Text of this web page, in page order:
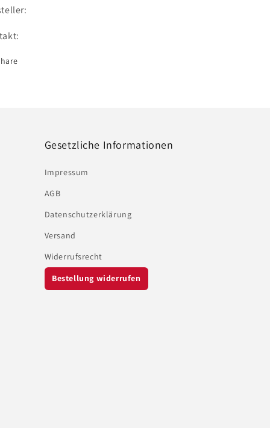
Gesetzliche Informationen
Impressum
AGB
Datenschutzerklärung
Versand
Widerrufsrecht
Bestellung widerrufen